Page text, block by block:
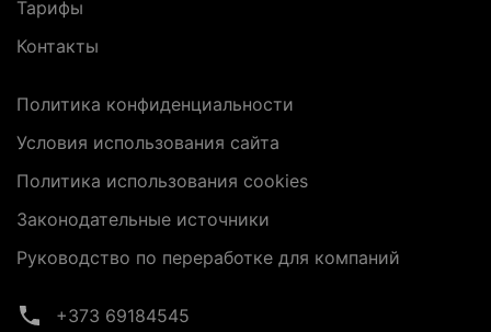
Тарифы
Контакты
Политика конфиденциальности
Условия использования сайта
Политика использования cookies
Законодательные источники
Руководство по переработке для компаний
+373 69184545